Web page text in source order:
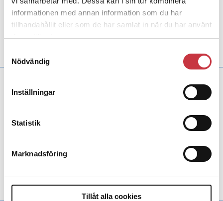
informationen med annan information som du har
tillhandahållit eller som de har samlat in när du har använt
deras tjänster.
Nödvändig
Inställningar
Statistik
Marknadsföring
Tillåt alla cookies
namninsamlingen som startade efter att en
polis sköts ihjäl i somras. Nu har initiativtagaren
Tårar och professionalitet
Ytterligare ett ögonblick då
många kommer minnas vad de gjorde när de
nåddes av det som hänt. Jag stod i rulltrappan
jobbet. Såg tända ljus i Instagramflödet, blå
hjärtan, svarta hjärtan, brustna hjärtan, sorg. En
poliser och icke-poliser, kände […]